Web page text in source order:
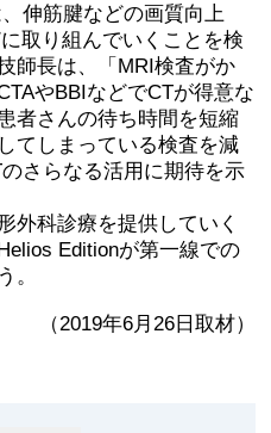
伸筋腱などの画質向上
取り組んでいくことを検
師長は、「MRI検査がか
やBBIなどでCTが得意な
者さんの待ち時間を短縮
てしまっている検査を減
さらなる活用に期待を示
外科診療を提供していく
Editionが第一線での
。
（2019年6月26日取材）